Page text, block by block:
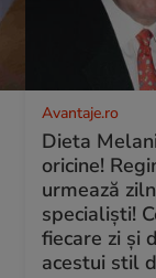
Avantaje.ro
Dieta
oricine!
urmează
specialiști!
fiecare zi și
acestui stil